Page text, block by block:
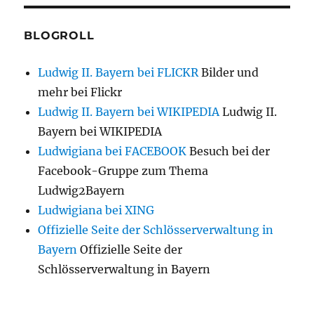
BLOGROLL
Ludwig II. Bayern bei FLICKRBilder und
mehr bei Flickr
Ludwig II. Bayern bei WIKIPEDIALudwig II.
Bayern bei WIKIPEDIA
Ludwigiana bei FACEBOOK Besuch bei der
Facebook-Gruppe zum Thema
Ludwig2Bayern
Ludwigiana bei XING
Offizielle Seite der Schlösserverwaltung in
Bayern Offizielle Seite der
Schlösserverwaltung in Bayern